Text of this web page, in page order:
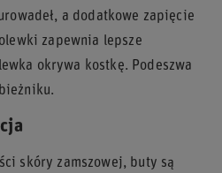
a dodatkowe zapięcie
zapewnia lepsze
okrywa kostkę. Podeszwa
skóry zamszowej, buty są